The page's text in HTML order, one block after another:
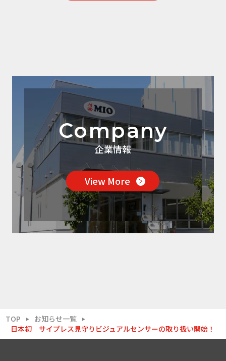
Company
企業情報
View More
TOP ▶ お知らせ一覧 ▶
日本初 サイプレス見守りビジュアルセンサーの取り扱い開始！